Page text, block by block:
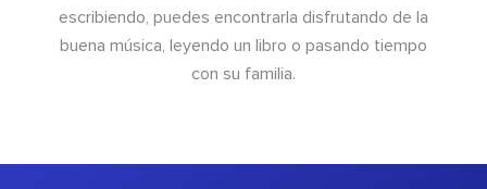
escribiendo, puedes encontrarla disfrutando de la
buena música, leyendo un libro o pasando tiempo
con su familia.